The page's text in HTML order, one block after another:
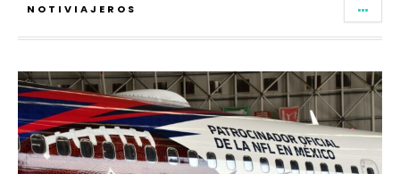
NOTIVIAJEROS